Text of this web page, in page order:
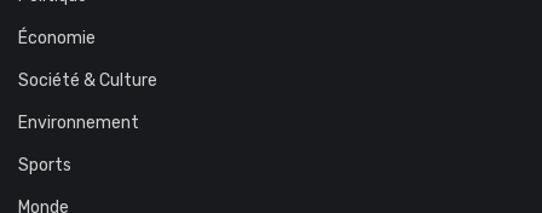
Économie
Société & Culture
Environnement
Sports
Monde